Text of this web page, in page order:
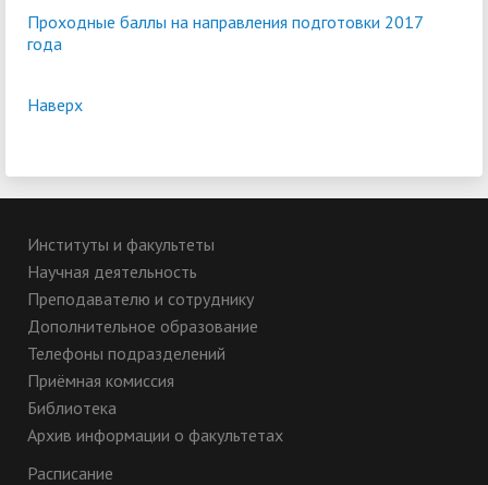
Проходные баллы на направления подготовки 2017
года
Наверх
Институты и факультеты
Научная деятельность
Преподавателю и сотруднику
Дополнительное образование
Телефоны подразделений
Приёмная комиссия
Библиотека
Архив информации о факультетах
Расписание